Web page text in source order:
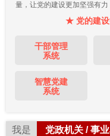
量，让党的建设更加坚强有力
★ 党的建设
干部管理
系统
智慧党建
系统
我是 党政机关 / 事